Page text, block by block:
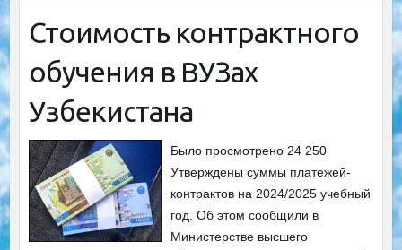
Стоимость контрактного
обучения в ВУЗах
Узбекистана
Было просмотрено 24 250
Утверждены суммы платежей-
контрактов на 2024/2025 учебный
год. Об этом сообщили в
Министерстве высшего